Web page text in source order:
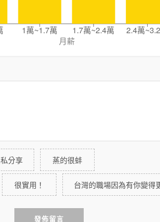
1萬~1.7萬 1.7萬~2.4萬
2.4萬
月薪
分享 蒸的很蚌
很實用！ 台灣的職場因為有你變得
發佈留言